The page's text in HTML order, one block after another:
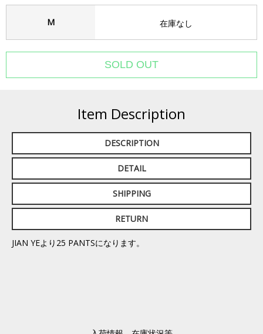
M 在庫なし
Item Description
DESCRIPTION
DETAIL
SHIPPING
RETURN
JIAN YEより25 PANTSになります。